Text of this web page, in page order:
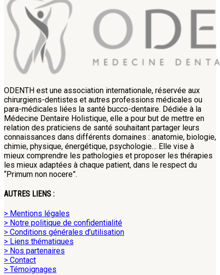
ODENTH est une association internationale, réservée aux
chirurgiens-dentistes et autres professions médicales ou
para-médicales liées la santé bucco-dentaire. Dédiée à la
Médecine Dentaire Holistique, elle a pour but de mettre en
relation des praticiens de santé souhaitant partager leurs
connaissances dans différents domaines : anatomie, biologie,
chimie, physique, énergétique, psychologie… Elle vise à
mieux comprendre les pathologies et proposer les thérapies
les mieux adaptées à chaque patient, dans le respect du
“Primum non nocere”.
AUTRES LIENS :
> Mentions légales
> Notre politique de confidentialité
> Conditions générales d’utilisation
> Liens thématiques
> Nos partenaires
> Contact
> Témoignages